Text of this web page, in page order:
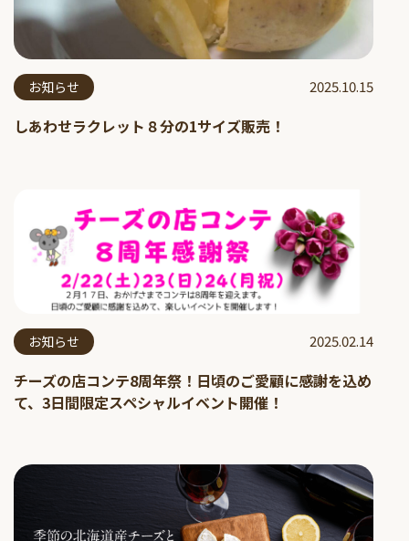
お知らせ 2025.10.15
しあわせラクレット８分の1サイズ販売！
お知らせ 2025.02.14
チーズの店コンテ8周年祭！日頃のご愛顧に感謝を込め
て、3日間限定スペシャルイベント開催！